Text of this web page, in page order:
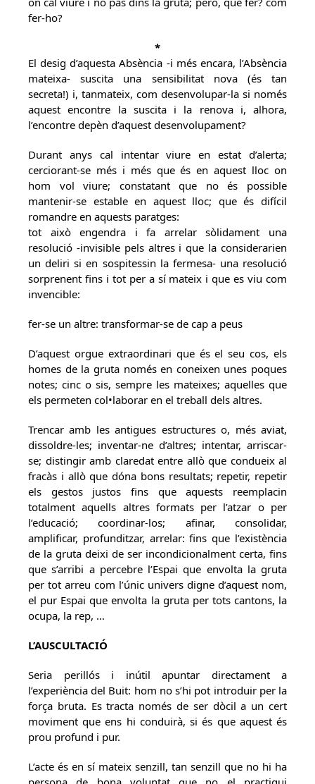
fer-ho?
*
El desig d’aquesta Absència -i més encara, l’Absència
mateixa- suscita una sensibilitat nova (és tan
secreta!) i, tanmateix, com desenvolupar-la si només
aquest encontre la suscita i la renova i, alhora,
l’encontre depèn d’aquest desenvolupament?
Durant anys cal intentar viure en estat d’alerta;
cerciorant-se més i més que és en aquest lloc on
hom vol viure; constatant que no és possible
mantenir-se estable en aquest lloc; que és difícil
romandre en aquests paratges:
tot això engendra i fa arrelar sòlidament una
resolució -invisible pels altres i que la considerarien
un deliri si en sospitessin la fermesa- una resolució
sorprenent fins i tot per a sí mateix i que es viu com
invencible:
fer-se un altre: transformar-se de cap a peus
D’aquest orgue extraordinari que és el seu cos, els
homes de la gruta només en coneixen unes poques
notes; cinc o sis, sempre les mateixes; aquelles que
els permeten col•laborar en el treball dels altres.
Trencar amb les antigues estructures o, més aviat,
dissoldre-les; inventar-ne d’altres; intentar, arriscar-
se; distingir amb claredat entre allò que condueix al
fracàs i allò que dóna bons resultats; repetir, repetir
els gestos justos fins que aquests reemplacin
totalment aquells altres formats per l’atzar o per
l’educació; coordinar-los; afinar, consolidar,
amplificar, profunditzar, arrelar: fins que l’existència
de la gruta deixi de ser incondicionalment certa, fins
que s’arribi a percebre l’Espai que envolta la gruta
per tot arreu com l’únic univers digne d’aquest nom,
el pur Espai que envolta la gruta per tots cantons, la
ocupa, la rep, …
L’AUSCULTACIÓ
Seria perillós i inútil apuntar directament a
l’experiència del Buit: hom no s’hi pot introduir per la
força bruta. Es tracta només de ser dòcil a un cert
moviment que ens hi conduirà, si és que aquest és
prou profund i pur.
L’acte és en sí mateix senzill, tan senzill que no hi ha